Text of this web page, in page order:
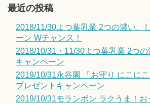
最近の投稿
2018/11/30よつ葉乳業 2つの濃い、
ーン Wチャンス！
2018/10/31・11/30よつ葉乳業 2つの
キャンペーン
2019/10/31永谷園 「お守り にこにこ
プレゼントキャンペーン
2019/10/31モランボン ラクうま！